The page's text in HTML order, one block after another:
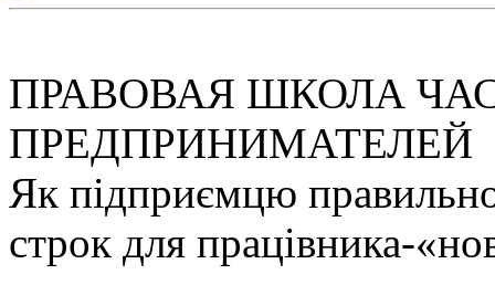
ПРАВОВАЯ ШКОЛА
ПРЕДПРИНИМАТЕЛЕЙ
Як підприємцю
строк для працівника-­